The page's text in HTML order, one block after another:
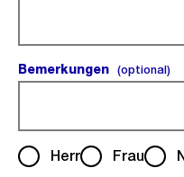
Bemerkungen (optional)
Herr Frau